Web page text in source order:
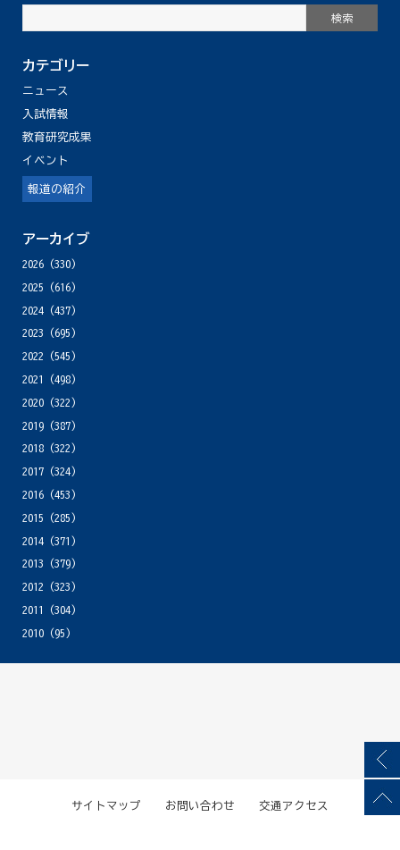
カテゴリー
ニュース
入試情報
教育研究成果
イベント
報道の紹介
アーカイブ
2026(330)
2025 (616)
2024(437)
2023 (695)
2022 (545)
2021
(498)
2020(322)
2019(387)
2018(322)
2017(324)
2016(453)
2015 (285)
2014(371)
2013 (379)
2012 (323)
2011
(304)
2010(95)
サイトマップ お問い合わせ 交通アクセス